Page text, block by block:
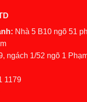
Nhà 5 B10 ngõ 51
ngách 1/52 ngõ 1
1179